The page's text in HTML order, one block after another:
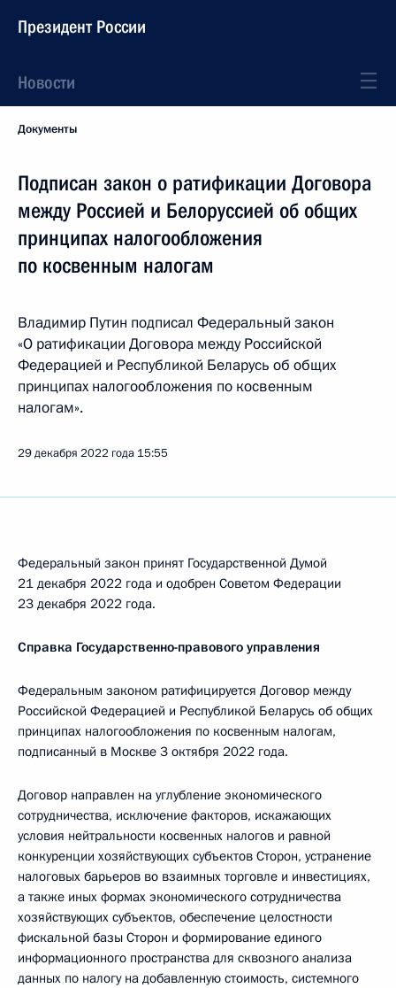
Президент России
Новости
Документы
Подписан закон о ратификации Договора
между Россией и Белоруссией об общих
принципах налогообложения
по косвенным налогам
Владимир Путин подписал Федеральный закон
«О ратификации Договора между Российской
Федерацией и Республикой Беларусь об общих
принципах налогообложения по косвенным
налогам».
29 декабря 2022 года 15:55
Федеральный закон принят Государственной Думой
21 декабря 2022 года и одобрен Советом Федерации
23 декабря 2022 года.
Справка Государственно-правового управления
Федеральным законом ратифицируется Договор между
Российской Федерацией и Республикой Беларусь об общих
принципах налогообложения по косвенным налогам,
подписанный в Москве 3 октября 2022 года.
Договор направлен на углубление экономического
сотрудничества, исключение факторов, искажающих
условия нейтральности косвенных налогов и равной
конкуренции хозяйствующих субъектов Сторон, устранение
налоговых барьеров во взаимных торговле и инвестициях,
а также иных формах экономического сотрудничества
хозяйствующих субъектов, обеспечение целостности
фискальной базы Сторон и формирование единого
информационного пространства для сквозного анализа
данных по налогу на добавленную стоимость, системного